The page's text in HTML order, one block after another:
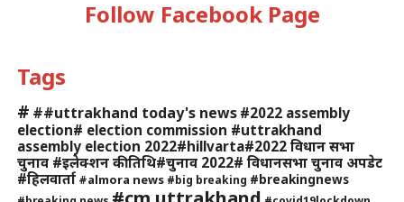
Follow Facebook Page
Tags
# ##uttrakhand today's news #2022 assembly
election# election commission #uttrakhand
assembly election 2022#hillvarta#2022 विधान सभा
चुनाव #इलेक्शन की तिथि#चुनाव 2022# विधानसभा चुनाव अपडेट
#हिलवार्ता #almora news #big breaking #breakingnews